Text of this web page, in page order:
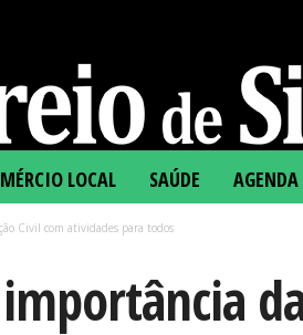
LOCAL SAÚDE AGENDA
Civil com atividades para todos